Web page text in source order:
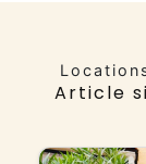
Article